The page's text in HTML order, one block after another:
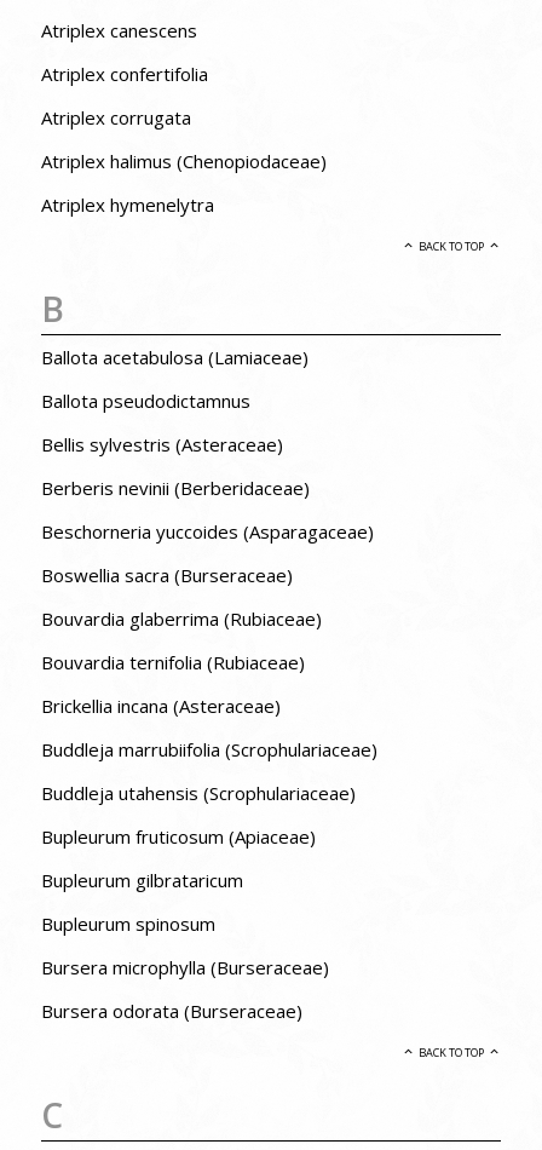
Atriplex canescens
Atriplex confertifolia
Atriplex corrugata
Atriplex halimus (Chenopiodaceae)
Atriplex hymenelytra
BACK TO TOP
B
Ballota acetabulosa (Lamiaceae)
Ballota pseudodictamnus
Bellis sylvestris (Asteraceae)
Berberis nevinii (Berberidaceae)
Beschorneria yuccoides (Asparagaceae)
Boswellia sacra (Burseraceae)
Bouvardia glaberrima (Rubiaceae)
Bouvardia ternifolia (Rubiaceae)
Brickellia incana (Asteraceae)
Buddleja marrubiifolia (Scrophulariaceae)
Buddleja utahensis (Scrophulariaceae)
Bupleurum fruticosum (Apiaceae)
Bupleurum gilbrataricum
Bupleurum spinosum
Bursera microphylla (Burseraceae)
Bursera odorata (Burseraceae)
BACK TO TOP
C